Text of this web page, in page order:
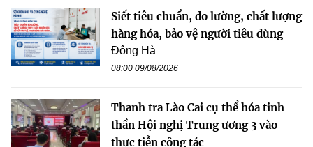
Siết tiêu chuẩn, đo lường, chất lượng
hàng hóa, bảo vệ người tiêu dùng
Đông Hà
08:00 09/08/2026
Thanh tra Lào Cai cụ thể hóa tinh
thần Hội nghị Trung ương 3 vào
thực tiễn công tác